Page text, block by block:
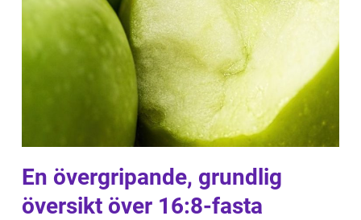
En övergripande, grundlig
översikt över 16:8-fasta